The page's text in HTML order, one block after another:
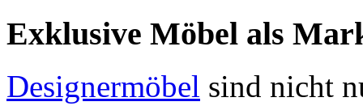
Exklusive Möbel als
Designermöbel sind nicht